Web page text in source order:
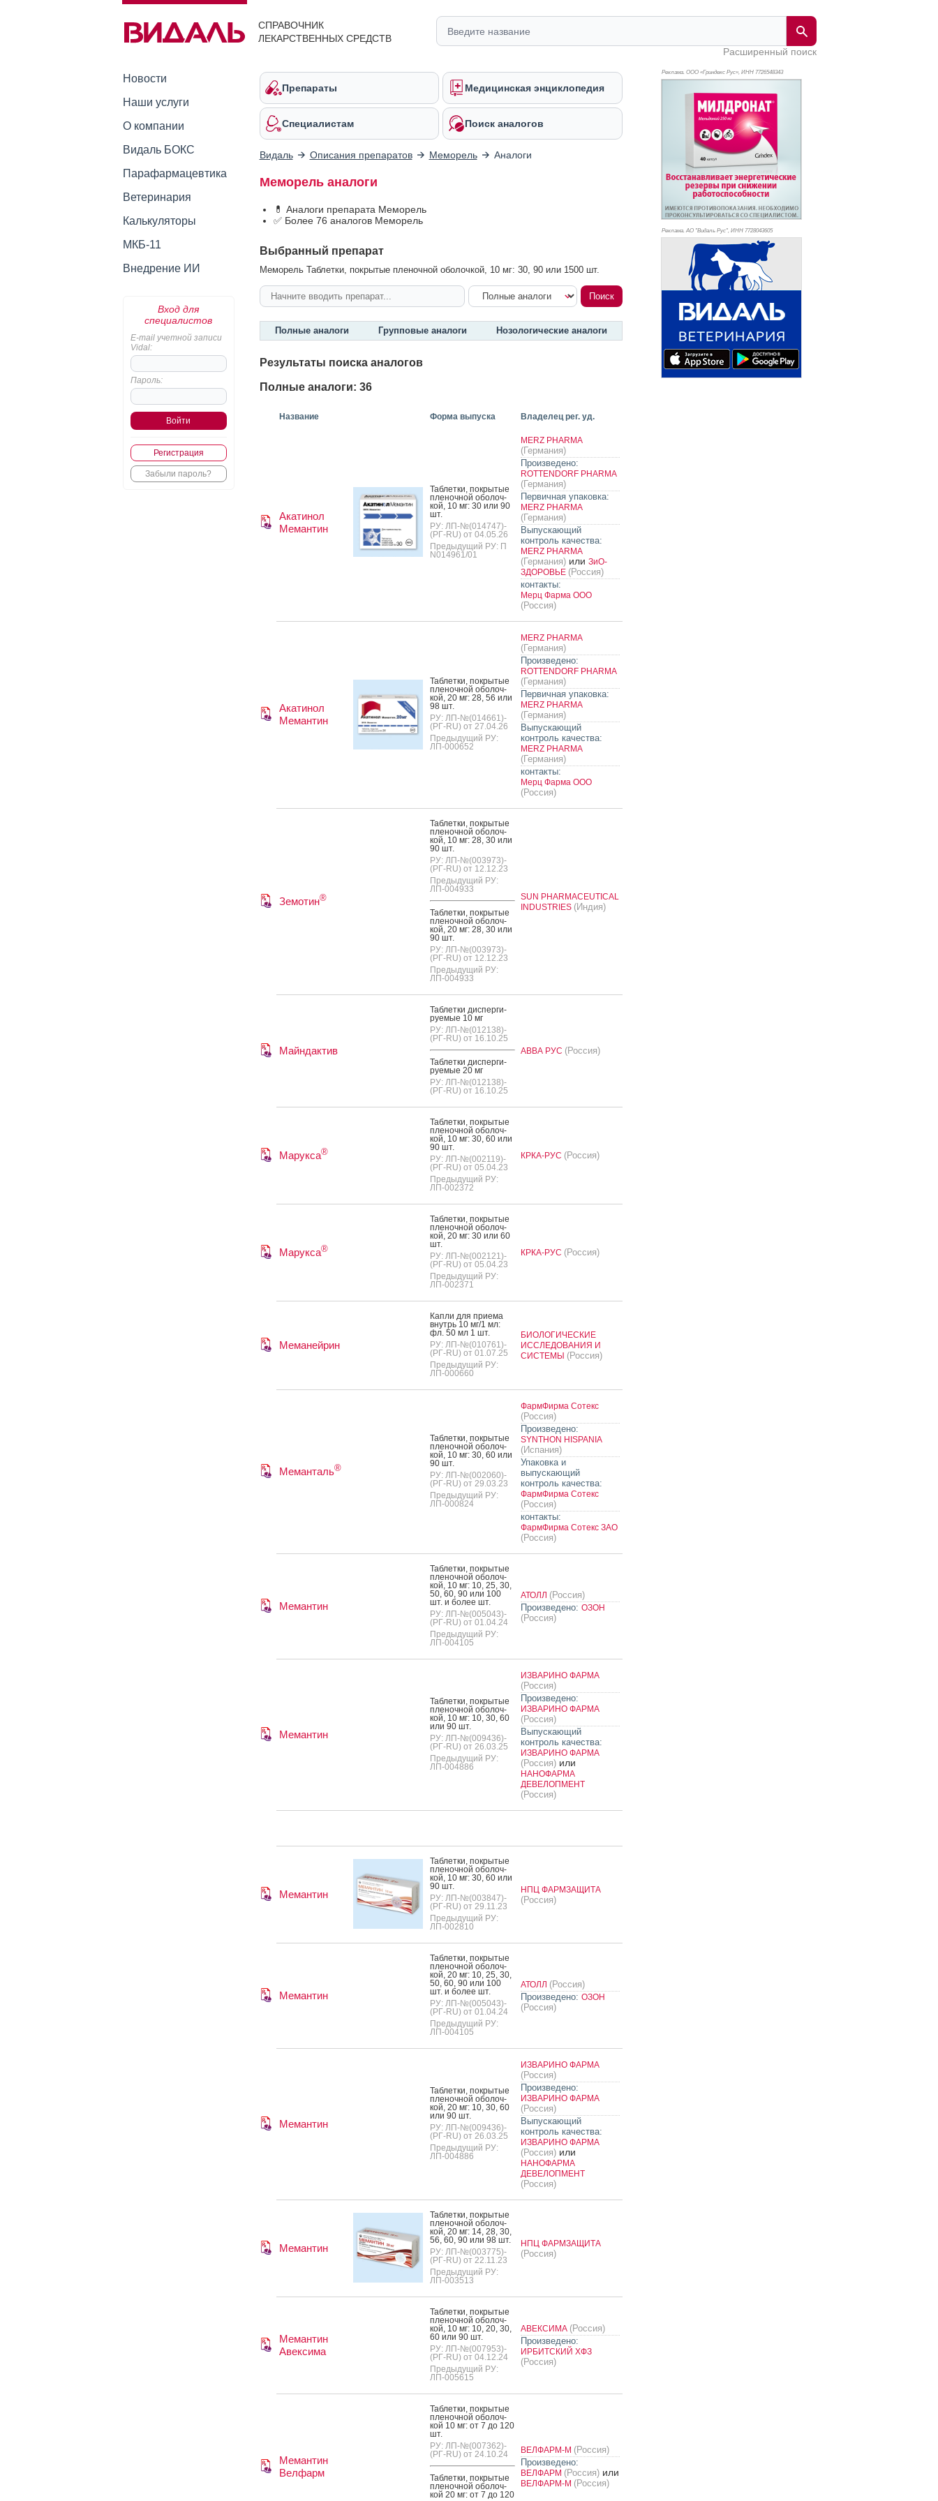
СПРАВОЧНИК
ЛЕКАРСТВЕННЫХ СРЕДСТВ
Расширенный поиск
Новости
Наши услуги
О компании
Видаль БОКС
Парафармацевтика
Ветеринария
Калькуляторы
МКБ-11
Внедрение ИИ
Вход для
специалистов
E-mail учетной записи
Vidal:
Пароль:
Регистрация
Забыли пароль?
Препараты Медицинская энциклопедия
Специалистам Поиск аналогов
Видаль Описания препаратов Меморель Аналоги
Меморель аналоги
💊 Аналоги препарата Меморель
✅ Более 76 аналогов Меморель
Выбранный препарат
Меморель Таблетки, покрытые пленочной оболочкой, 10 мг: 30, 90 или 1500 шт.
Полные аналоги Групповые аналоги Нозологические аналоги
Результаты поиска аналогов
Полные аналоги: 36
Название Форма выпуска Владелец рег. уд.
Акатинол
Мемантин
Таб­летки, пок­ры­тые
пле­ноч­ной обо­лоч­
кой, 10 мг: 30 или 90
шт.
РУ: ЛП-№(014747)-
(РГ-RU) от 04.05.26
Предыдущий РУ: П
N014961/01
MERZ PHARMA
(Германия)
Произведено:
ROTTENDORF PHARMA
(Германия)
Первичная упаковка:
MERZ PHARMA
(Германия)
Выпускающий
контроль качества:
MERZ PHARMA
(Германия)или ЗиО-
ЗДОРОВЬЕ (Россия)
контакты:
Мерц Фарма ООО
(Россия)
Акатинол
Мемантин
Таб­летки, пок­ры­тые
пле­ноч­ной обо­лоч­
кой, 20 мг: 28, 56 или
98 шт.
РУ: ЛП-№(014661)-
(РГ-RU) от 27.04.26
Предыдущий РУ:
ЛП-000652
MERZ PHARMA
(Германия)
Произведено:
ROTTENDORF PHARMA
(Германия)
Первичная упаковка:
MERZ PHARMA
(Германия)
Выпускающий
контроль качества:
MERZ PHARMA
(Германия)
контакты:
Мерц Фарма ООО
(Россия)
Земотин®
Таб­летки, пок­ры­тые
пле­ноч­ной обо­лоч­
кой, 10 мг: 28, 30 или
90 шт.
РУ: ЛП-№(003973)-
(РГ-RU) от 12.12.23
Предыдущий РУ:
ЛП-004933
Таб­летки, пок­ры­тые
пле­ноч­ной обо­лоч­
кой, 20 мг: 28, 30 или
90 шт.
РУ: ЛП-№(003973)-
(РГ-RU) от 12.12.23
Предыдущий РУ:
ЛП-004933
SUN PHARMACEUTICAL
INDUSTRIES (Индия)
Майндактив
Таб­летки дис­перги­
ру­емые 10 мг
РУ: ЛП-№(012138)-
(РГ-RU) от 16.10.25
Таб­летки дис­перги­
ру­емые 20 мг
РУ: ЛП-№(012138)-
(РГ-RU) от 16.10.25
АВВА РУС (Россия)
Марукса®
Таб­летки, пок­ры­тые
пле­ноч­ной обо­лоч­
кой, 10 мг: 30, 60 или
90 шт.
РУ: ЛП-№(002119)-
(РГ-RU) от 05.04.23
Предыдущий РУ:
ЛП-002372
КРКА-РУС (Россия)
Марукса®
Таб­летки, пок­ры­тые
пле­ноч­ной обо­лоч­
кой, 20 мг: 30 или 60
шт.
РУ: ЛП-№(002121)-
(РГ-RU) от 05.04.23
Предыдущий РУ:
ЛП-002371
КРКА-РУС (Россия)
Меманейрин
Кап­ли для при­ема
внутрь 10 мг/1 мл:
фл. 50 мл 1 шт.
РУ: ЛП-№(010761)-
(РГ-RU) от 01.07.25
Предыдущий РУ:
ЛП-000660
БИОЛОГИЧЕСКИЕ
ИССЛЕДОВАНИЯ И
СИСТЕМЫ (Россия)
Меманталь®
Таб­летки, пок­ры­тые
пле­ноч­ной обо­лоч­
кой, 10 мг: 30, 60 или
90 шт.
РУ: ЛП-№(002060)-
(РГ-RU) от 29.03.23
Предыдущий РУ:
ЛП-000824
ФармФирма Сотекс
(Россия)
Произведено:
SYNTHON HISPANIA
(Испания)
Упаковка и
выпускающий
контроль качества:
ФармФирма Сотекс
(Россия)
контакты:
ФармФирма Сотекс ЗАО
(Россия)
Мемантин
Таб­летки, пок­ры­тые
пле­ноч­ной обо­лоч­
кой, 10 мг: 10, 25, 30,
50, 60, 90 или 100
шт. и бо­лее шт.
РУ: ЛП-№(005043)-
(РГ-RU) от 01.04.24
Предыдущий РУ:
ЛП-004105
АТОЛЛ (Россия)
Произведено: ОЗОН
(Россия)
Мемантин
Таб­летки, пок­ры­тые
пле­ноч­ной обо­лоч­
кой, 10 мг: 10, 30, 60
или 90 шт.
РУ: ЛП-№(009436)-
(РГ-RU) от 26.03.25
Предыдущий РУ:
ЛП-004886
ИЗВАРИНО ФАРМА
(Россия)
Произведено:
ИЗВАРИНО ФАРМА
(Россия)
Выпускающий
контроль качества:
ИЗВАРИНО ФАРМА
(Россия)или
НАНОФАРМА
ДЕВЕЛОПМЕНТ
(Россия)
Мемантин
Таб­летки, пок­ры­тые
пле­ноч­ной обо­лоч­
кой, 10 мг: 30, 60 или
90 шт.
РУ: ЛП-№(003847)-
(РГ-RU) от 29.11.23
Предыдущий РУ:
ЛП-002810
НПЦ ФАРМЗАЩИТА
(Россия)
Мемантин
Таб­летки, пок­ры­тые
пле­ноч­ной обо­лоч­
кой, 20 мг: 10, 25, 30,
50, 60, 90 или 100
шт. и бо­лее шт.
РУ: ЛП-№(005043)-
(РГ-RU) от 01.04.24
Предыдущий РУ:
ЛП-004105
АТОЛЛ (Россия)
Произведено: ОЗОН
(Россия)
Мемантин
Таб­летки, пок­ры­тые
пле­ноч­ной обо­лоч­
кой, 20 мг: 10, 30, 60
или 90 шт.
РУ: ЛП-№(009436)-
(РГ-RU) от 26.03.25
Предыдущий РУ:
ЛП-004886
ИЗВАРИНО ФАРМА
(Россия)
Произведено:
ИЗВАРИНО ФАРМА
(Россия)
Выпускающий
контроль качества:
ИЗВАРИНО ФАРМА
(Россия)или
НАНОФАРМА
ДЕВЕЛОПМЕНТ
(Россия)
Мемантин
Таб­летки, пок­ры­тые
пле­ноч­ной обо­лоч­
кой, 20 мг: 14, 28, 30,
56, 60, 90 или 98 шт.
РУ: ЛП-№(003775)-
(РГ-RU) от 22.11.23
Предыдущий РУ:
ЛП-003513
НПЦ ФАРМЗАЩИТА
(Россия)
Мемантин
Авексима
Таб­летки, пок­ры­тые
пле­ноч­ной обо­лоч­
кой, 10 мг: 10, 20, 30,
60 или 90 шт.
РУ: ЛП-№(007953)-
(РГ-RU) от 04.12.24
Предыдущий РУ:
ЛП-005615
АВЕКСИМА (Россия)
Произведено:
ИРБИТСКИЙ ХФЗ
(Россия)
Мемантин
Велфарм
Таб­летки, пок­ры­тые
пле­ноч­ной обо­лоч­
кой 10 мг: от 7 до 120
шт.
РУ: ЛП-№(007362)-
(РГ-RU) от 24.10.24
Таб­летки, пок­ры­тые
пле­ноч­ной обо­лоч­
кой 20 мг: от 7 до 120
ВЕЛФАРМ-М (Россия)
Произведено:
ВЕЛФАРМ (Россия)или
ВЕЛФАРМ-М (Россия)
Реклама. ООО «Гриндекс Рус», ИНН 7726548343
Реклама. АО "Видаль Рус", ИНН 7728043605